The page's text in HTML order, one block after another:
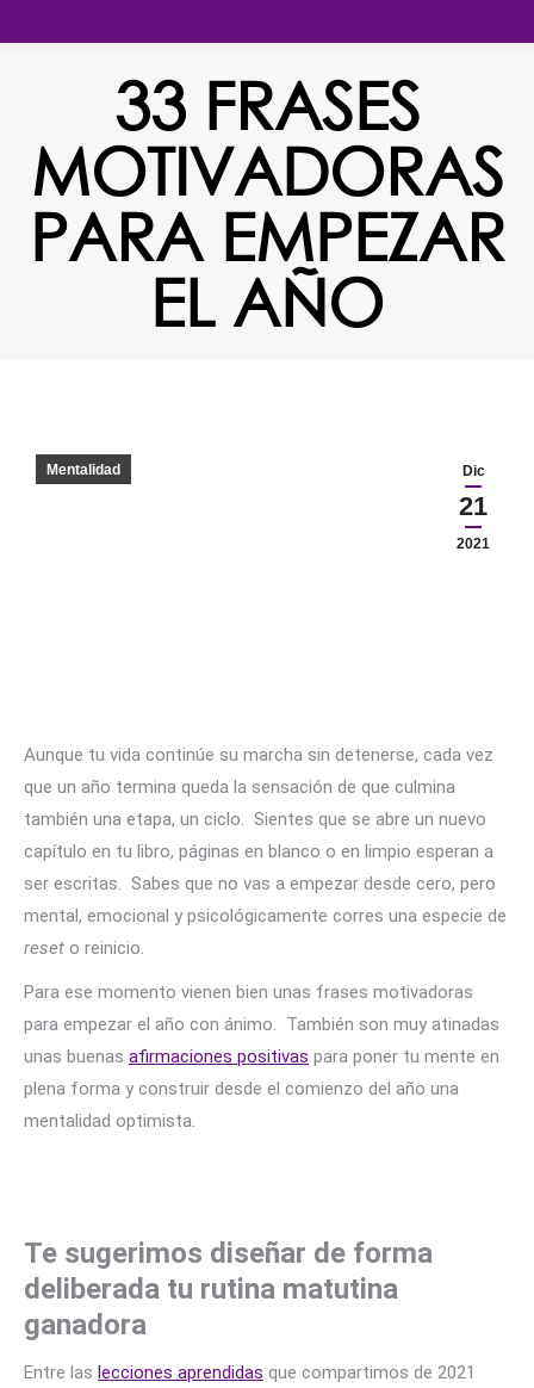
33 FRASES
MOTIVADORAS
PARA EMPEZAR
EL AÑO
Dic
21
2021
Mentalidad
Aunque tu vida continúe su marcha sin detenerse, cada vez
que un año termina queda la sensación de que culmina
también una etapa, un ciclo. Sientes que se abre un nuevo
capítulo en tu libro, páginas en blanco o en limpio esperan a
ser escritas. Sabes que no vas a empezar desde cero, pero
mental, emocional y psicológicamente corres una especie de
reset o reinicio.
Para ese momento vienen bien unas frases motivadoras
para empezar el año con ánimo. También son muy atinadas
unas buenas afirmaciones positivas para poner tu mente en
plena forma y construir desde el comienzo del año una
mentalidad optimista.
Te sugerimos diseñar de forma
deliberada tu rutina matutina
ganadora
Entre las lecciones aprendidas que compartimos de 2021